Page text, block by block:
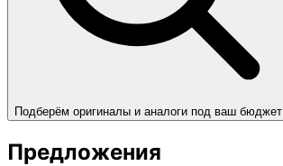
Подберём оригиналы и аналоги под ваш бюджет
Предложения